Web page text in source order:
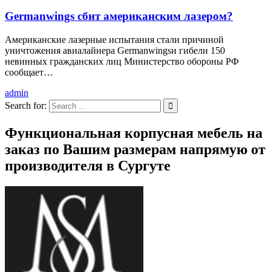
Germanwings сбит американским лазером?
Американские лазерные испытания стали причиной
уничтожения авиалайнера Germanwingsи гибели 150
невинных гражданских лиц Министерство обороны РФ
сообщает…
admin
Search for:
Функциональная корпусная мебель на
заказ по Вашим размерам напрямую от
производителя в Сургуте